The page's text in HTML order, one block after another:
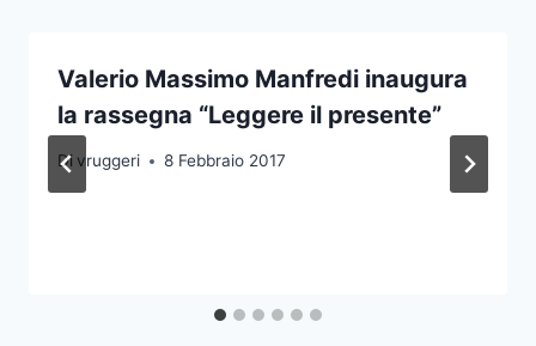
Valerio Massimo Manfredi inaugura
la rassegna “Leggere il presente”
Di vruggeri 8 Febbraio 2017